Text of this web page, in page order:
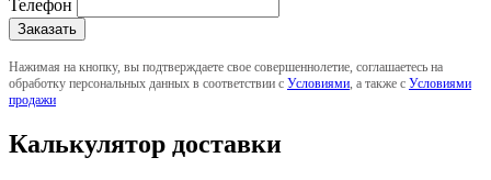
Телефон
Нажимая на кнопку, вы подтверждаете свое совершеннолетие, соглашаетесь на
обработку персональных данных в соответствии с Условиями , а также с Условиями
продажи
Калькулятор доставки